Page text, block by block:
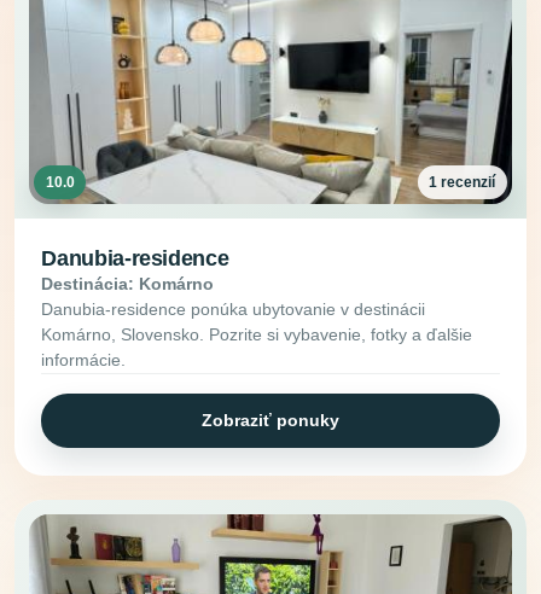
10.0 1 recenzií
Danubia-residence
Destinácia: Komárno
Danubia-residence ponúka ubytovanie v destinácii
Komárno, Slovensko. Pozrite si vybavenie, fotky a ďalšie
informácie.
Zobraziť ponuky